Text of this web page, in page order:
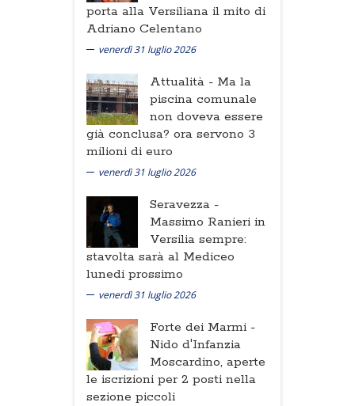
porta alla Versiliana il mito di
Adriano Celentano
venerdì 31 luglio 2026
Attualità - Ma la
piscina comunale
non doveva essere
già conclusa? ora servono 3
milioni di euro
venerdì 31 luglio 2026
Seravezza -
Massimo Ranieri in
Versilia sempre:
stavolta sarà al Mediceo
lunedi prossimo
venerdì 31 luglio 2026
Forte dei Marmi -
Nido d'Infanzia
Moscardino, aperte
le iscrizioni per 2 posti nella
sezione piccoli